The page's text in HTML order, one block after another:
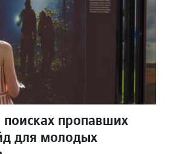
поисках пропавших
для молодых